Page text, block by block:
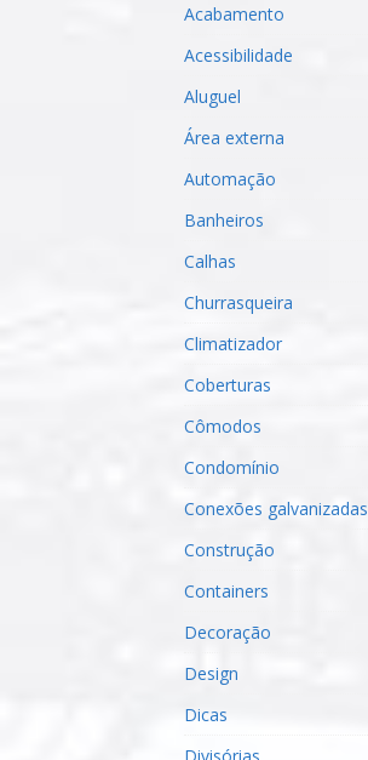
Acabamento
Acessibilidade
Aluguel
Área externa
Automação
Banheiros
Calhas
Churrasqueira
Climatizador
Coberturas
Cômodos
Condomínio
Conexões galvanizadas
Construção
Containers
Decoração
Design
Dicas